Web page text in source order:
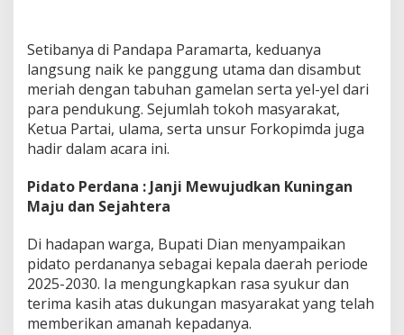
Setibanya di Pandapa Paramarta, keduanya
langsung naik ke panggung utama dan disambut
meriah dengan tabuhan gamelan serta yel-yel dari
para pendukung. Sejumlah tokoh masyarakat,
Ketua Partai, ulama, serta unsur Forkopimda juga
hadir dalam acara ini.
Pidato Perdana : Janji Mewujudkan Kuningan
Maju dan Sejahtera
Di hadapan warga, Bupati Dian menyampaikan
pidato perdananya sebagai kepala daerah periode
2025-2030. Ia mengungkapkan rasa syukur dan
terima kasih atas dukungan masyarakat yang telah
memberikan amanah kepadanya.